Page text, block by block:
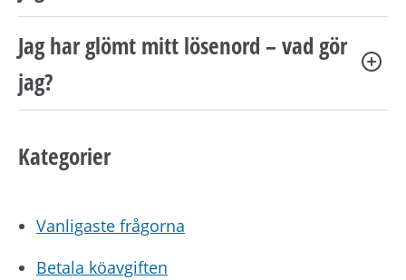
Jag har glömt mitt lösenord – vad gör
jag?
Kategorier
Vanligaste frågorna
Betala köavgiften